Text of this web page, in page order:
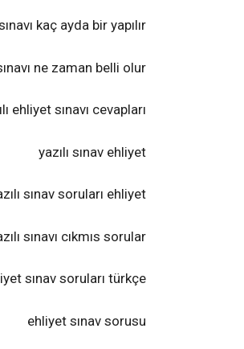
kaç ayda bir yapılır
ne zaman belli olur
ehliyet sınavı cevapları
yazılı sınav ehliyet
sınav soruları ehliyet
sınavı cıkmıs sorular
sınav soruları türkçe
ehliyet sınav sorusu